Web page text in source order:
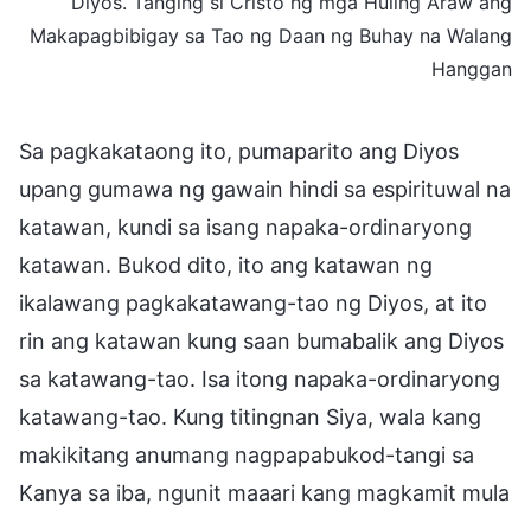
Makapagbibigay sa Tao ng Daan ng Buhay na Walang
Hanggan
Sa pagkakataong ito, pumaparito ang Diyos
upang gumawa ng gawain hindi sa espirituwal na
katawan, kundi sa isang napaka-ordinaryong
katawan. Bukod dito, ito ang katawan ng
ikalawang pagkakatawang-tao ng Diyos, at ito
rin ang katawan kung saan bumabalik ang Diyos
sa katawang-tao. Isa itong napaka-ordinaryong
katawang-tao. Kung titingnan Siya, wala kang
makikitang anumang nagpapabukod-tangi sa
Kanya sa iba, ngunit maaari kang magkamit mula